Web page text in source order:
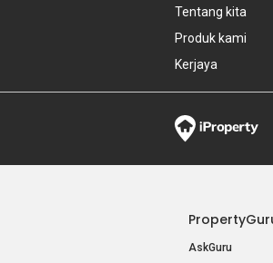
Tentang kita
Produk kami
Kerjaya
AskGuru